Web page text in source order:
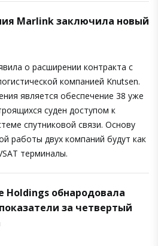
Marlink заключила новый
о расширении контракта с
компанией Knutsen.
является обеспечение 38 уже
суден доступом к
спутниковой связи. Основу
работы двух компаний будут как
терминалы.
Holdings обнародовала
за четвертый